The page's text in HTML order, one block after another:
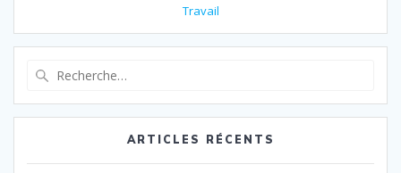
Travail
:
ARTICLES RÉCENTS